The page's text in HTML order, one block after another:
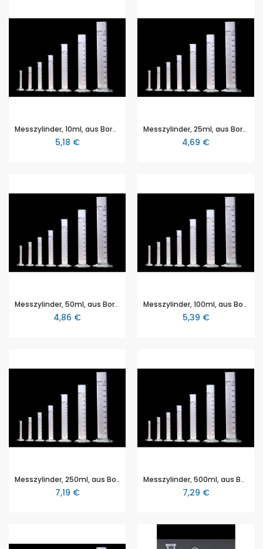
Messzylinder, 10ml, aus Borosilikatglas 3.3, mit Sechskantfuß und Strichteilung nach DIN 12680
5,18 €
Messzylinder, 25ml, aus Borosilikatglas 3.3, mit Sechskantfuß und Strichteilung nach DIN 12680
4,69 €
Messzylinder, 50ml, aus Borosilikatglas 3.3, mit Sechskantfuß und Strichteilung nach DIN 12680
4,86 €
Messzylinder, 100ml, aus Borosilikatglas 3.3, mit Sechskantfuß und Strichteilung nach DIN 12680
5,39 €
Messzylinder, 250ml, aus Borosilikatglas 3.3, mit Sechskantfuß und Strichteilung nach DIN 12680
7,19 €
Messzylinder, 500ml, aus Borosilikatglas 3.3, mit Sechskantfuß und Strichteilung nach DIN 12680
7,29 €